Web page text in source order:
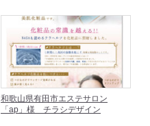
和歌山県有田市エステサロン
「ap」様 チラシデザイン